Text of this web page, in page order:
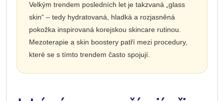
Velkým trendem posledních let je takzvaná „glass
skin“ – tedy hydratovaná, hladká a rozjasněná
pokožka inspirovaná korejskou skincare rutinou.
Mezoterapie a skin boostery patří mezi procedury,
které se s tímto trendem často spojují.